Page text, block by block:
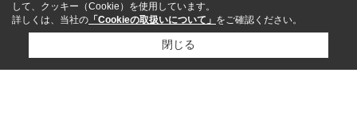
して、クッキー（Cookie）を使用しています。
詳しくは、当社の 「Cookieの取扱いについて」 をご確認ください。
閉じる